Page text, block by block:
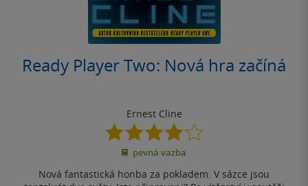
Ready Player Two: Nová hra začíná
Ernest Cline
4.1
z
5
pevná vazba
Nová fantastická honba za pokladem. V sázce jsou